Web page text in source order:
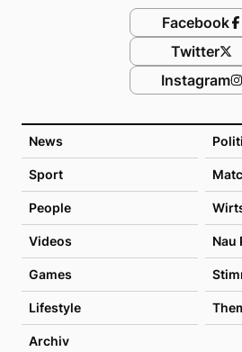
News
Sport
People
Videos Nau
Games
Lifestyle
Archiv
Facebook
Twitter
Instagram